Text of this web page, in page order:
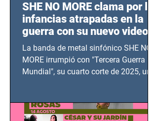
SHE NO MORE clama por las
infancias atrapadas en la
guerra con su nuevo video
TERCERA GUERRA
MUNDIAL
La banda de metal sinfónico SHE NO
MORE irrumpió con "Tercera Guerra
Mundial", su cuarto corte de 2025, un
bélicos.